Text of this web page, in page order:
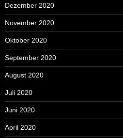
Dezember 2020
November 2020
Oktober 2020
September 2020
August 2020
Juli 2020
Juni 2020
April 2020